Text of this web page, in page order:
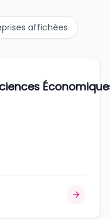
affichées